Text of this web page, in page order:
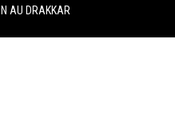
AU DRAKKAR